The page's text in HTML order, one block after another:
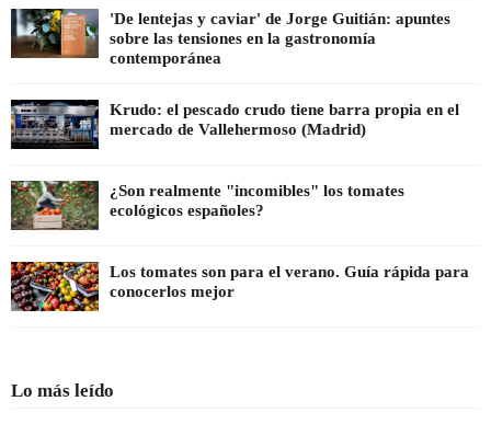
'De lentejas y caviar' de Jorge Guitián: apuntes
sobre las tensiones en la gastronomía
contemporánea
Krudo: el pescado crudo tiene barra propia en el
mercado de Vallehermoso (Madrid)
¿Son realmente "incomibles" los tomates
ecológicos españoles?
Los tomates son para el verano. Guía rápida para
conocerlos mejor
Lo más leído